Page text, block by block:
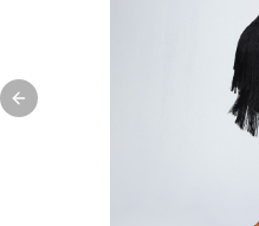
Previous slide